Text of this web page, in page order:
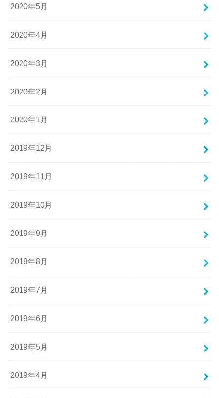
2020年5月
2020年4月
2020年3月
2020年2月
2020年1月
2019年12月
2019年11月
2019年10月
2019年9月
2019年8月
2019年7月
2019年6月
2019年5月
2019年4月